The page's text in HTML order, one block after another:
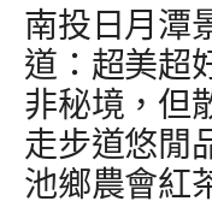
南投日月潭
道：超美超
非秘境，但
走步道悠閒
池鄉農會紅